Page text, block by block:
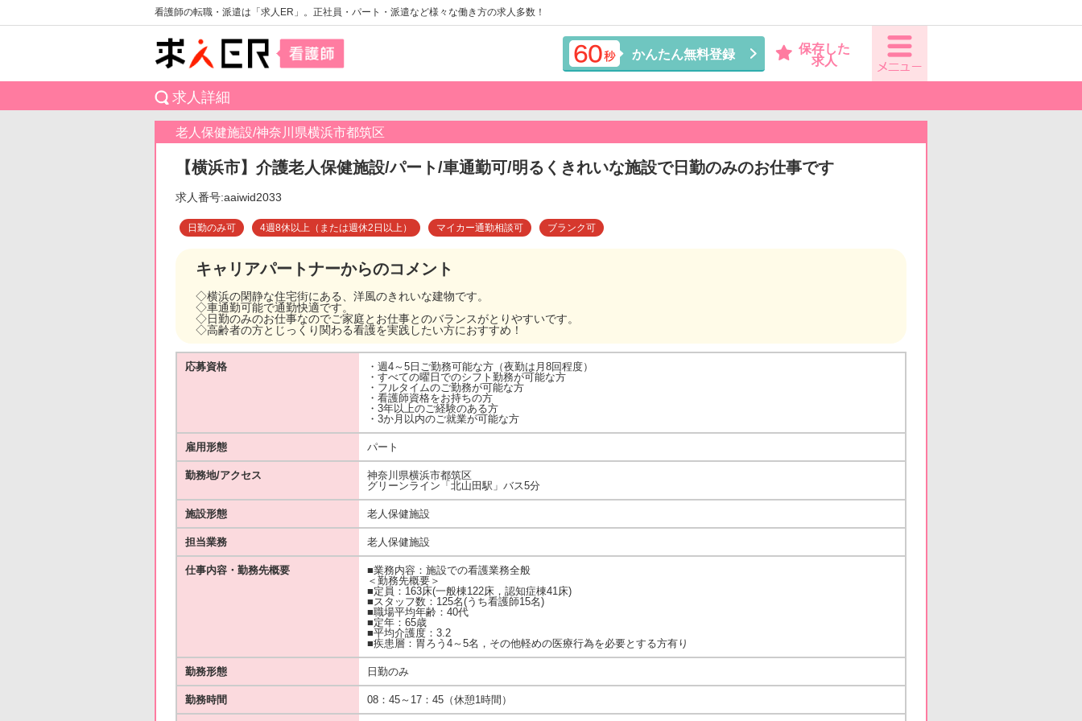
看護師の転職・派遣は「求人ER」。正社員・パート・派遣など様々な働き方の求人多数！
かんたん無料登録
保存した
求人
求人詳細
老人保健施設/神奈川県横浜市都筑区
【横浜市】介護老人保健施設/パート/車通勤可/明るくきれいな施設で日勤のみのお仕事です
求人番号:aaiwid2033
日勤のみ可 4週8休以上（または週休2日以上） マイカー通勤相談可 ブランク可
キャリアパートナーからのコメント
◇横浜の閑静な住宅街にある、洋風のきれいな建物です。
◇車通勤可能で通勤快適です。
◇日勤のみのお仕事なのでご家庭とお仕事とのバランスがとりやすいです。
◇高齢者の方とじっくり関わる看護を実践したい方におすすめ！
応募資格
・週4～5日ご勤務可能な方（夜勤は月8回程度）
・すべての曜日でのシフト勤務が可能な方
・フルタイムのご勤務が可能な方
・看護師資格をお持ちの方
・3年以上のご経験のある方
・3か月以内のご就業が可能な方
雇用形態 パート
勤務地/アクセス
神奈川県横浜市都筑区
グリーンライン「北山田駅」バス5分
施設形態 老人保健施設
担当業務 老人保健施設
仕事内容・勤務先概要
■業務内容：施設での看護業務全般
＜勤務先概要＞
■定員：163床(一般棟122床，認知症棟41床)
■スタッフ数：125名(うち看護師15名)
■職場平均年齢：40代
■定年：65歳
■平均介護度：3.2
■疾患層：胃ろう4～5名，その他軽めの医療行為を必要とする方有り
勤務形態 日勤のみ
勤務時間 08：45～17：45（休憩1時間）